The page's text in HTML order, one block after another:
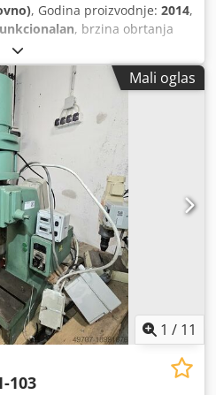
, Godina proizvodnje: 2014,
, brzina obrtanja
o/min
u izmjenjivaču alata:21,
CNC Brother mod.
2014 1 KOM SA 3 OSE
STANICOM Dwedpfx
ZA FILTRACIJU ISPARAVANJA
STANICOM SA
Mali oglas
1 / 11
103